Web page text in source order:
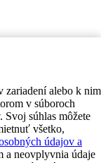
zariadení alebo k nim
v súboroch
Svoj súhlas môžete
všetko,
údajov a
a neovplyvnia údaje